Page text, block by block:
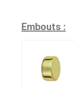
Embouts :